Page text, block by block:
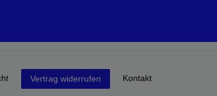
Vertrag widerrufen Kontakt